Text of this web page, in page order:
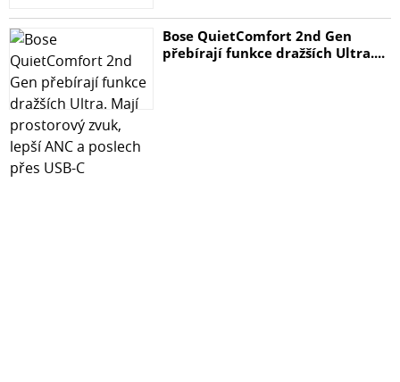
Bose QuietComfort 2nd Gen
přebírají funkce dražších Ultra....